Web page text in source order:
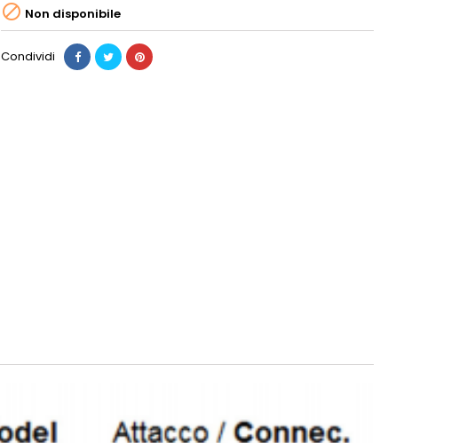
 Non disponibile
Condividi